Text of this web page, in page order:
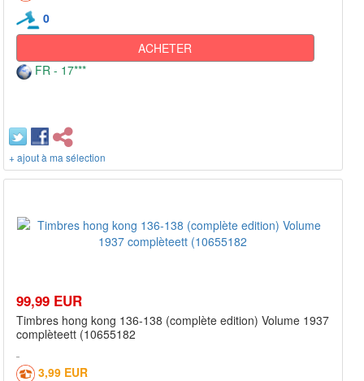
0
ACHETER
FR - 17***
+ ajout à ma sélection
99,99 EUR
Timbres hong kong 136-138 (complète edition) Volume 1937
complèteett (10655182
3,99 EUR